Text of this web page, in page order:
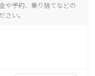
や予約、乗り捨てなどの
い。